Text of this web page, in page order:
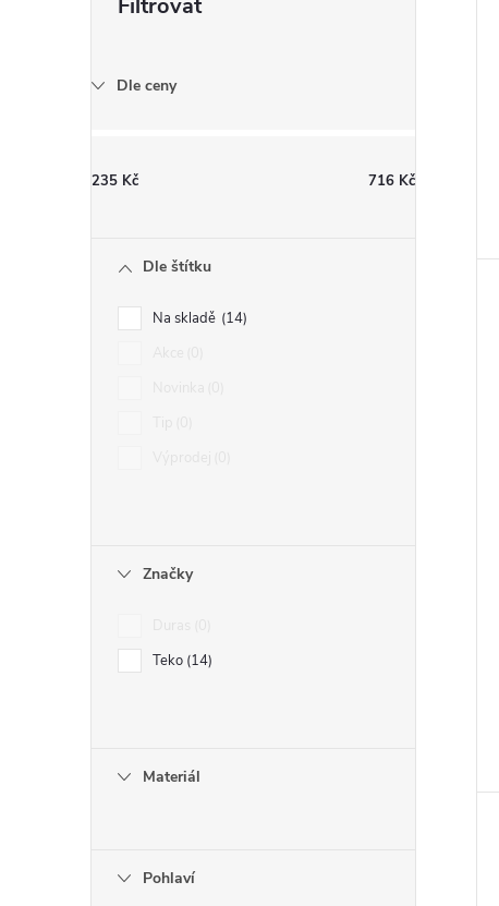
Dle ceny
235 Kč 716 Kč
Dle štítku
Na skladě 14
Značky
Teko 14
Materiál
Pohlaví